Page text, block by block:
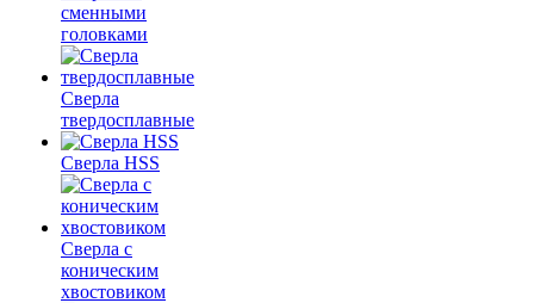
сменными
головками
Сверла
твердосплавные
Сверла HSS
Сверла с
коническим
хвостовиком